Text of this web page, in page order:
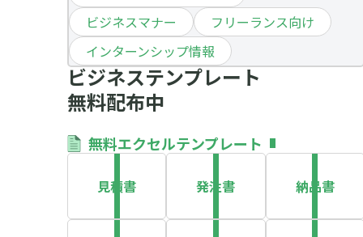
ビジネスマナー
フリーランス向け
インターンシップ情報
ビジネステンプレート
無料配布中
無料エクセルテンプレート
見積書 発注書 納品書